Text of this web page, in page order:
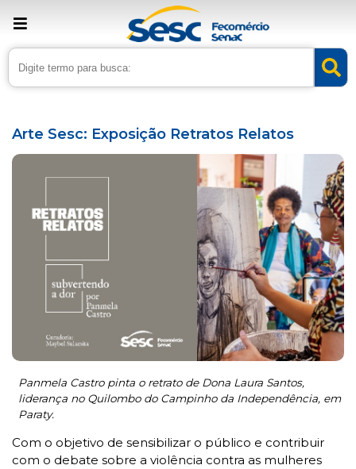
› Home › Agenda
Arte Sesc: Exposição Retratos Relatos
Panmela Castro pinta o retrato de Dona Laura Santos,
liderança no Quilombo do Campinho da Independência, em
Paraty.
Com o objetivo de sensibilizar o público e contribuir
com o debate sobre a violência contra as mulheres